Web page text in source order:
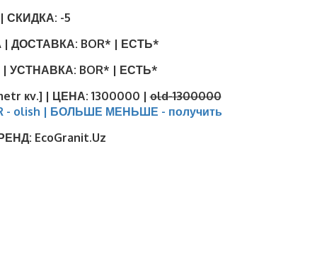
| СКИДКА: -5
| ДОСТАВКА: BOR* | ЕСТЬ*
| УСТНАВКА: BOR* | ЕСТЬ*
кv.] | ЦЕНА: 1300000 |old-1300000
- olish | БОЛЬШЕ МЕНЬШЕ - получить
EcoGranit.Uz